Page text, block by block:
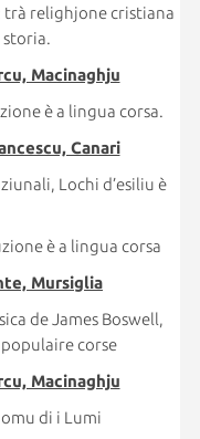
trà relighjone cristiana
storia.
Macinaghju
è a lingua corsa.
Canari
Lochi d’esiliu è
è a lingua corsa
Mursiglia
de James Boswell,
corse
Macinaghju
di i Lumi